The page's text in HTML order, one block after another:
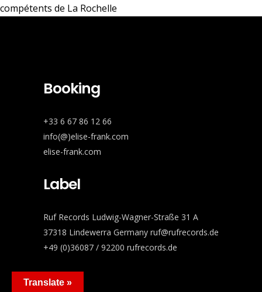
compétents de La Rochelle
Booking
+33 6 67 86 12 66
info(@)elise-frank.com
elise-frank.com
Label
Ruf Records Ludwig-Wagner-Straße 31 A
37318 Lindewerra Germany ruf@rufrecords.de
+49 (0)36087 / 92200 rufrecords.de
Translate »